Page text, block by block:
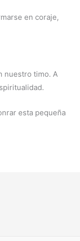
en coraje,
nuestro timo. A
esta pequeña